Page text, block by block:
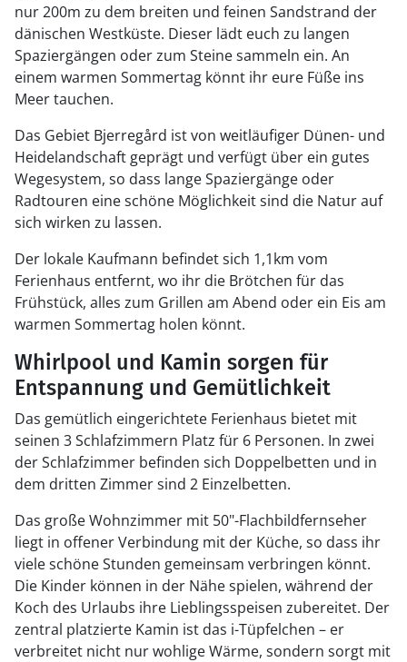
nur 200m zu dem breiten und feinen Sandstrand der
dänischen Westküste. Dieser lädt euch zu langen
Spaziergängen oder zum Steine sammeln ein. An
einem warmen Sommertag könnt ihr eure Füße ins
Meer tauchen.
Das Gebiet Bjerregård ist von weitläufiger Dünen- und
Heidelandschaft geprägt und verfügt über ein gutes
Wegesystem, so dass lange Spaziergänge oder
Radtouren eine schöne Möglichkeit sind die Natur auf
sich wirken zu lassen.
Der lokale Kaufmann befindet sich 1,1km vom
Ferienhaus entfernt, wo ihr die Brötchen für das
Frühstück, alles zum Grillen am Abend oder ein Eis am
warmen Sommertag holen könnt.
Whirlpool und Kamin sorgen für
Entspannung und Gemütlichkeit
Das gemütlich eingerichtete Ferienhaus bietet mit
seinen 3 Schlafzimmern Platz für 6 Personen. In zwei
der Schlafzimmer befinden sich Doppelbetten und in
dem dritten Zimmer sind 2 Einzelbetten.
Das große Wohnzimmer mit 50"-Flachbildfernseher
liegt in offener Verbindung mit der Küche, so dass ihr
viele schöne Stunden gemeinsam verbringen könnt.
Die Kinder können in der Nähe spielen, während der
Koch des Urlaubs ihre Lieblingsspeisen zubereitet. Der
zentral platzierte Kamin ist das i-Tüpfelchen – er
verbreitet nicht nur wohlige Wärme, sondern sorgt mit